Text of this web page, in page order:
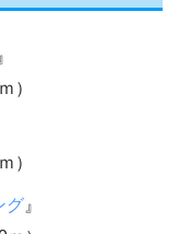
』
）
）
グ 』